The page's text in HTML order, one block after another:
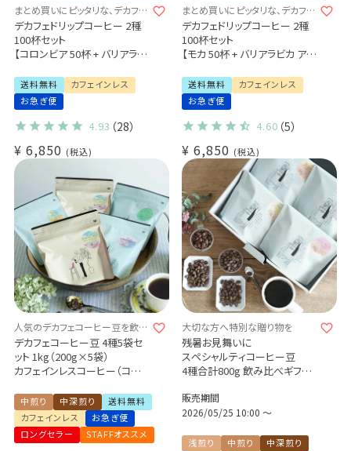
まとめ買いにピッタリな、デカフェ
飲み比べセット♪
デカフェドリップコーヒー 2種
100杯セット
【コロンビア 50杯 + バリアラビ
カフェインレス コーヒー
大容量パック まとめ買いにお
すすめ
送料無料
カフェインレス
お急ぎ便
4.93 （28）
¥ 6,850 税込
まとめ買いにピッタリな、デカフェ
飲み比べセット♪
デカフェドリップコーヒー 2種
100杯セット
【モカ 50杯 + バリアラビカ アロ
カフェインレス コーヒー
大容量パック まとめ買いにお
すすめ
送料無料
カフェインレス
お急ぎ便
4.60 （5）
¥ 6,850 税込
人気のデカフェコーヒー豆を飲み
比べ◎
デカフェコーヒー豆 4種5袋セ
ット 1kg（200g×5袋）
カフェインレスコーヒー（コロ
ウスブレンド）
飲み比べセット お試しセット
中煎り 中深煎り
送料無料
カフェインレス
お急ぎ便
ロングセラー
STAFFオススメ
大切な方へ特別な贈り物を
残暑お見舞いに
スペシャルティコーヒー豆
4種合計800g 飲み比べギフト
に
販売期間
2026/05/25 10:00〜
浅煎り 中煎り
中深煎り